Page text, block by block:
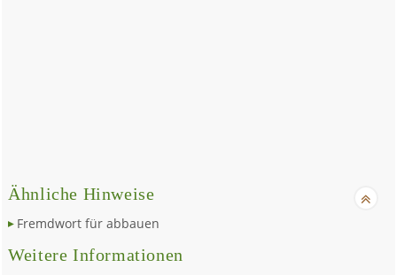
Ähnliche Hinweise
Fremdwort für abbauen
Weitere Informationen